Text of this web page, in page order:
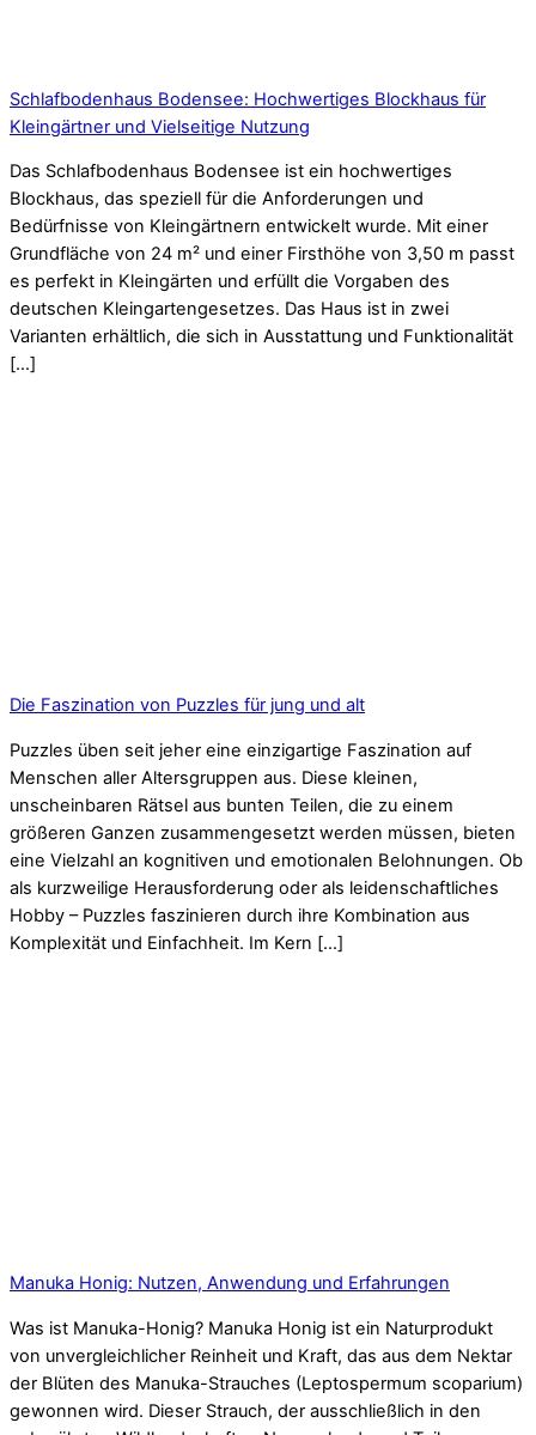
Schlafbodenhaus Bodensee: Hochwertiges Blockhaus für
Kleingärtner und Vielseitige Nutzung
Das Schlafbodenhaus Bodensee ist ein hochwertiges
Blockhaus, das speziell für die Anforderungen und
Bedürfnisse von Kleingärtnern entwickelt wurde. Mit einer
Grundfläche von 24 m² und einer Firsthöhe von 3,50 m passt
es perfekt in Kleingärten und erfüllt die Vorgaben des
deutschen Kleingartengesetzes. Das Haus ist in zwei
Varianten erhältlich, die sich in Ausstattung und Funktionalität
[…]
Die Faszination von Puzzles für jung und alt
Puzzles üben seit jeher eine einzigartige Faszination auf
Menschen aller Altersgruppen aus. Diese kleinen,
unscheinbaren Rätsel aus bunten Teilen, die zu einem
größeren Ganzen zusammengesetzt werden müssen, bieten
eine Vielzahl an kognitiven und emotionalen Belohnungen. Ob
als kurzweilige Herausforderung oder als leidenschaftliches
Hobby – Puzzles faszinieren durch ihre Kombination aus
Komplexität und Einfachheit. Im Kern […]
Manuka Honig: Nutzen, Anwendung und Erfahrungen
Was ist Manuka-Honig? Manuka Honig ist ein Naturprodukt
von unvergleichlicher Reinheit und Kraft, das aus dem Nektar
der Blüten des Manuka-Strauches (Leptospermum scoparium)
gewonnen wird. Dieser Strauch, der ausschließlich in den